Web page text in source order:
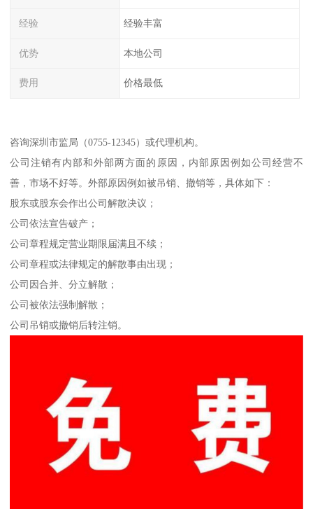
经验 经验丰富
优势 本地公司
费用 价格最低
咨询深圳市监局（0755-12345）或代理机构。
公司注销有内部和外部两方面的原因，内部原因例如公司经营不
善，市场不好等。外部原因例如被吊销、撤销等，具体如下：
股东或股东会作出公司解散决议；
公司依法宣告破产；
公司章程规定营业期限届满且不续；
公司章程或法律规定的解散事由出现；
公司因合并、分立解散；
公司被依法强制解散；
公司吊销或撤销后转注销。